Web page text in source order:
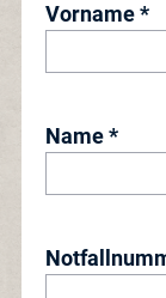
Vorname *
Name *